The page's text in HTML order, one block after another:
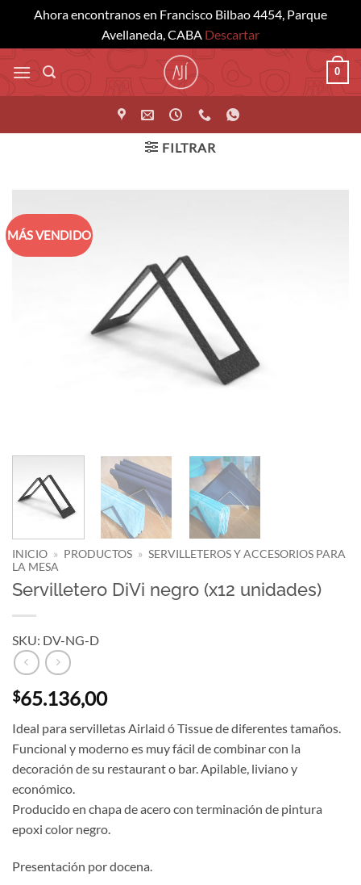
Ahora encontranos en Francisco Bilbao 4454, Parque
Avellaneda, CABA Descartar
Saltar
al
contenido
0
FILTRAR
MÁS VENDIDO
INICIO » PRODUCTOS » SERVILLETEROS Y ACCESORIOS PARA
LA MESA
Servilletero DiVi negro (x12 unidades)
SKU: DV-NG-D
$65.136,00
Ideal para servilletas Airlaid ó Tissue de diferentes tamaños.
Funcional y moderno es muy fácil de combinar con la
decoración de su restaurant o bar. Apilable, liviano y
económico.
Producido en chapa de acero con terminación de pintura
epoxi color negro.
Presentación por docena.